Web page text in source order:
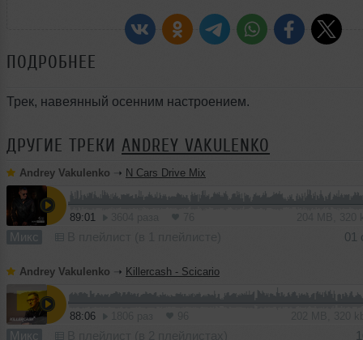
ПОДРОБНЕЕ
Трек, навеянный осенним настроением.
ДРУГИЕ ТРЕКИ ANDREY VAKULENKO
Andrey Vakulenko ➝ N Cars Drive Mix
89:01
Микс 01
Andrey Vakulenko ➝ Killercash - Scicario
88:06
Микс